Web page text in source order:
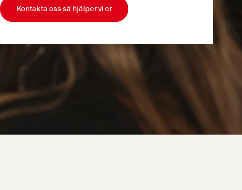
Kontakta oss så hjälper vi er